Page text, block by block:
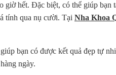
hết. Đặc biệt, có thể giúp
tính qua nụ cười. Tại Nha Khoa
bạn có được kết quả đẹp tự
ngày.